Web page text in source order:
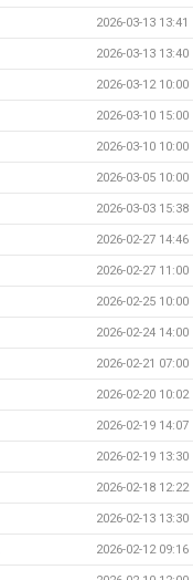
2026-03-13 13:41
2026-03-13 13:40
2026-03-12 10:00
2026-03-10 15:00
2026-03-10 10:00
2026-03-05 10:00
2026-03-03 15:38
2026-02-27 14:46
2026-02-27 11:00
2026-02-25 10:00
2026-02-24 14:00
2026-02-21 07:00
2026-02-20 10:02
2026-02-19 14:07
2026-02-19 13:30
2026-02-18 12:22
2026-02-13 13:30
2026-02-12 09:16